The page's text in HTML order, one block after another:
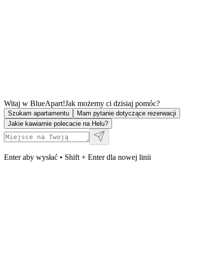
Witaj w BlueApart!Jak możemy ci dzisiaj pomóc?
Szukam apartamentu
Mam pytanie dotyczące rezerwacji
Jakie kawiarnie polecacie na Helu?
Enter aby wysłać • Shift + Enter dla nowej linii